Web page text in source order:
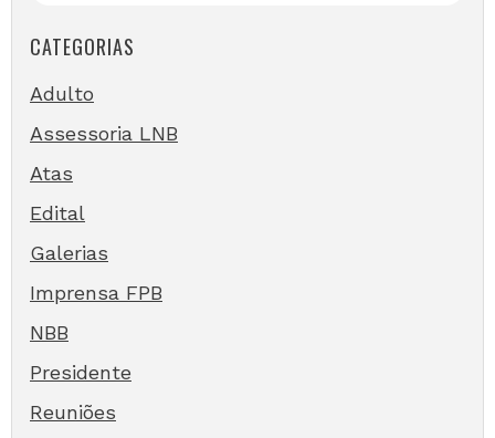
CATEGORIAS
Adulto
Assessoria LNB
Atas
Edital
Galerias
Imprensa FPB
NBB
Presidente
Reuniões